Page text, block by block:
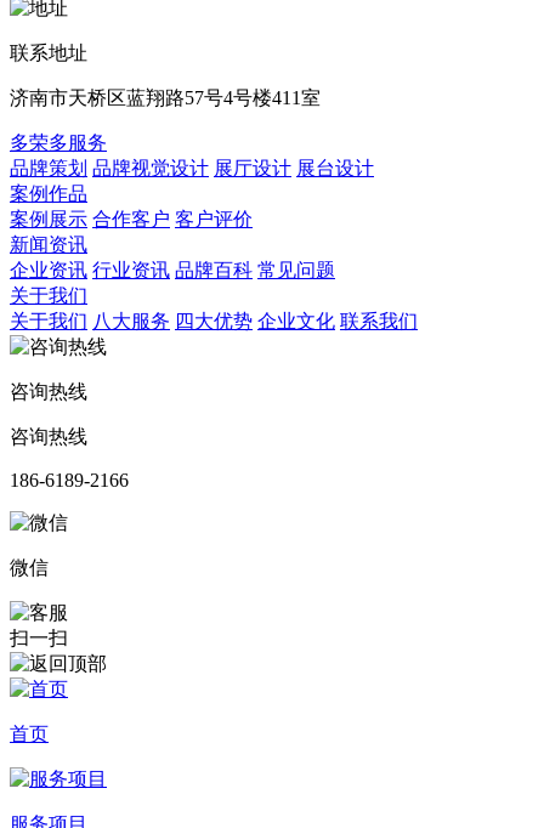
联系地址
济南市天桥区蓝翔路57号4号楼411室
多荣多服务
品牌策划 品牌视觉设计 展厅设计 展台设计
案例作品
案例展示 合作客户 客户评价
新闻资讯
企业资讯 行业资讯 品牌百科 常见问题
关于我们
关于我们 八大服务 四大优势 企业文化 联系我们
咨询热线
咨询热线
186-6189-2166
微信
扫一扫
首页
服务项目